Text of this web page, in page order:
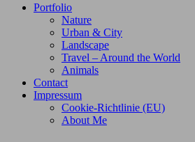
Portfolio
Nature
Urban & City
Landscape
Travel – Around the World
Animals
Contact
Impressum
Cookie-Richtlinie (EU)
About Me